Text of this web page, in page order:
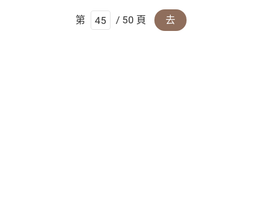
第 / 50 頁 去